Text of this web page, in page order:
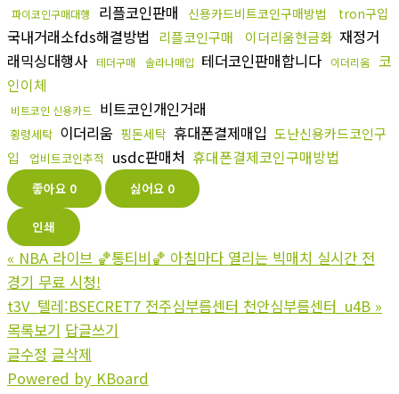
파이코인구매대행 리플코인판매 신용카드비트코인구매방법 tron구입
국내거래소fds해결방법 리플코인구매 이더리움현금화 재정거
래믹싱대행사 테더구매 솔라나매입 테더코인판매합니다 이더리움 코
인이체
비트코인 신용카드 비트코인개인거래
횡령세탁 이더리움 핑돈세탁 휴대폰결제매입 도난신용카드코인구
입
업비트코인추적 usdc판매처 휴대폰결제코인구매방법
좋아요 0 싫어요 0
인쇄
« NBA 라이브 🏀통티비🏀 아침마다 열리는 빅매치 실시간 전
경기 무료 시청!
t3V_텔레:BSECRET7 전주심부름센터 천안심부름센터_u4B »
목록보기 답글쓰기
글수정 글삭제
Powered by KBoard